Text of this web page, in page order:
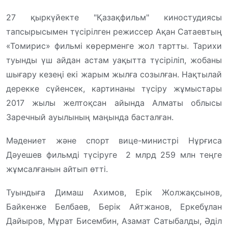
27 қыркүйекте "Қазақфильм" киностудиясы
тапсырысымен түсірілген режиссер Ақан Сатаевтың
«Томирис» фильмі көрерменге жол тартты. Тарихи
туынды үш айдан астам уақытта түсіріліп, жобаны
шығару кезеңі екі жарым жылға созылған. Нақтылай
дерекке сүйенсек, картинаны түсіру жұмыстары
2017 жылы желтоқсан айында Алматы облысы
Заречный ауылының маңында басталған.
Мәдениет және спорт вице-министрі Нұрғиса
Дәуешев фильмді түсіруге 2 млрд 259 млн теңге
жұмсалғанын айтып өтті.
Туындыға Димаш Ахимов, Ерік Жолжақсынов,
Байкенже Белбаев, Берік Айтжанов, Еркебұлан
Дайыров, Мұрат Бисембин, Азамат Сатыбалды, Әділ